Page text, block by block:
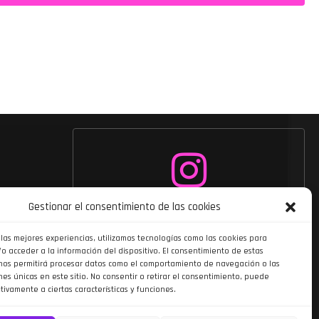
Gestionar el consentimiento de las cookies
mejores experiencias, utilizamos tecnologías como las cookies para
acceder a la información del dispositivo. El consentimiento de estas
permitirá procesar datos como el comportamiento de navegación o las
únicas en este sitio. No consentir o retirar el consentimiento, puede
a ciertas características y funciones.
Siguenos en